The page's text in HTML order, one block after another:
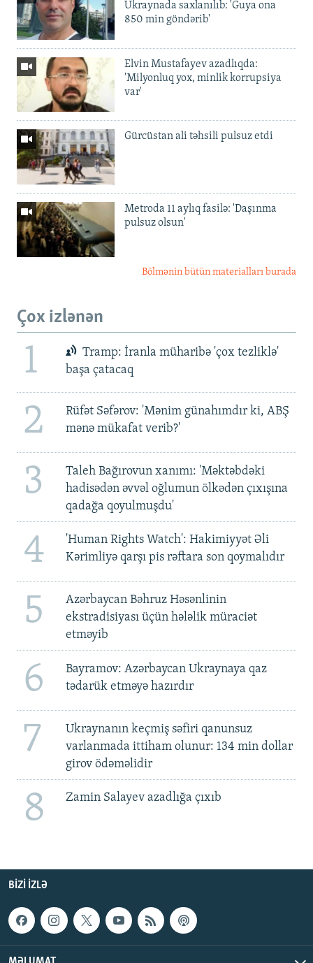
Ukraynada saxlanılıb: 'Guya ona
850 min göndərib'
Elvin Mustafayev azadlıqda:
'Milyonluq yox, minlik korrupsiya
var'
Gürcüstan ali təhsili pulsuz etdi
Metroda 11 aylıq fasilə: 'Daşınma
pulsuz olsun'
Bölmənin bütün materialları burada
Çox izlənən
1
Tramp: İranla müharibə 'çox tezliklə'
başa çatacaq
2
Rüfət Səfərov: 'Mənim günahımdır ki, ABŞ
mənə mükafat verib?'
3
Taleh Bağırovun xanımı: 'Məktəbdəki
hadisədən əvvəl oğlumun ölkədən çıxışına
qadağa qoyulmuşdu'
4
'Human Rights Watch': Hakimiyyət Əli
Kərimliyə qarşı pis rəftara son qoymalıdır
5
Azərbaycan Bəhruz Həsənlinin
ekstradisiyası üçün hələlik müraciət
etməyib
6
Bayramov: Azərbaycan Ukraynaya qaz
tədarük etməyə hazırdır
7
Ukraynanın keçmiş səfiri qanunsuz
varlanmada ittiham olunur: 134 min dollar
girov ödəməlidir
8 Zamin Salayev azadlığa çıxıb
BIZI IZLƏ